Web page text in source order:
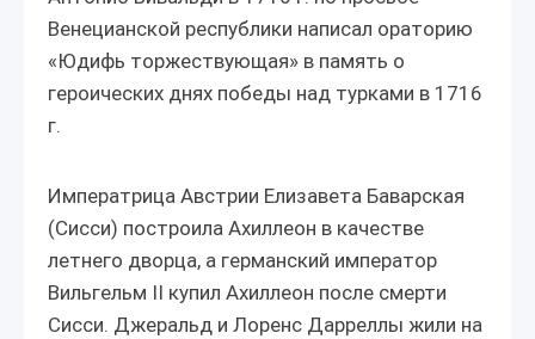
Венецианской республики написал ораторию
«Юдифь торжествующая» в память о
героических днях победы над турками в 1716
г.
Императрица Австрии Елизавета Баварская
(Сисси) построила Ахиллеон в качестве
летнего дворца, а германский император
Вильгельм II купил Ахиллеон после смерти
Сисси. Джеральд и Лоренс Дарреллы жили на